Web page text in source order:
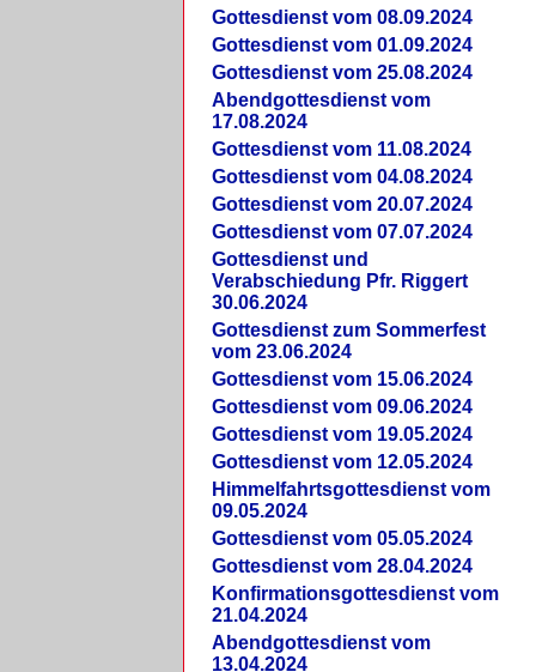
Gottesdienst vom 08.09.2024
Gottesdienst vom 01.09.2024
Gottesdienst vom 25.08.2024
Abendgottesdienst vom
17.08.2024
Gottesdienst vom 11.08.2024
Gottesdienst vom 04.08.2024
Gottesdienst vom 20.07.2024
Gottesdienst vom 07.07.2024
Gottesdienst und
Verabschiedung Pfr. Riggert
30.06.2024
Gottesdienst zum Sommerfest
vom 23.06.2024
Gottesdienst vom 15.06.2024
Gottesdienst vom 09.06.2024
Gottesdienst vom 19.05.2024
Gottesdienst vom 12.05.2024
Himmelfahrtsgottesdienst vom
09.05.2024
Gottesdienst vom 05.05.2024
Gottesdienst vom 28.04.2024
Konfirmationsgottesdienst vom
21.04.2024
Abendgottesdienst vom
13.04.2024